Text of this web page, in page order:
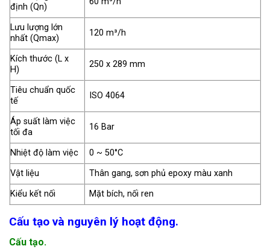
định (Qn)
Lưu lượng lớn
nhất (Qmax)
120 m³/h
Kích thước (L x
H)
250 x 289 mm
Tiêu chuẩn quốc
tế
ISO 4064
Áp suất làm việc
tối đa
16 Bar
Nhiệt độ làm việc
0 ~ 50°C
Vật liệu
Thân gang, sơn phủ epoxy màu xanh
Kiểu kết nối
Mặt bích, nối ren
Cấu tạo và nguyên lý hoạt động.
Cấu tạo.